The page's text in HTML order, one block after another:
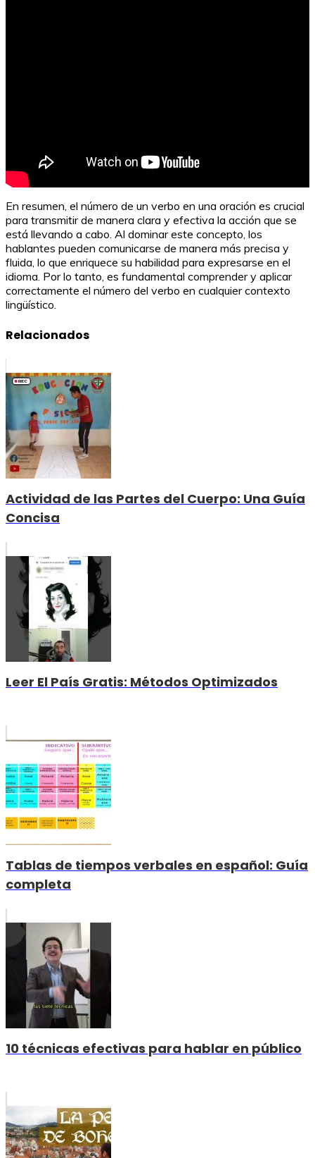
En resumen, el número de un verbo en una oración es crucial
para transmitir de manera clara y efectiva la acción que se
está llevando a cabo. Al dominar este concepto, los
hablantes pueden comunicarse de manera más precisa y
fluida, lo que enriquece su habilidad para expresarse en el
idioma. Por lo tanto, es fundamental comprender y aplicar
correctamente el número del verbo en cualquier contexto
lingüístico.
Relacionados
Actividad de las Partes del Cuerpo: Una Guía
Concisa
Leer El País Gratis: Métodos Optimizados
Tablas de tiempos verbales en español: Guía
completa
10 técnicas efectivas para hablar en público